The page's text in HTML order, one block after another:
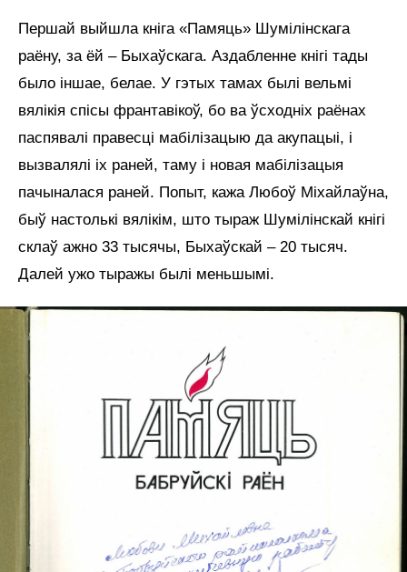
Першай выйшла кніга «Памяць» Шумілінскага
раёну, за ёй – Быхаўскага. Аздабленне кнігі тады
было іншае, белае. У гэтых тамах былі вельмі
вялікія спісы франтавікоў, бо ва ўсходніх раёнах
паспявалі правесці мабілізацыю да акупацыі, і
вызвалялі іх раней, таму і новая мабілізацыя
пачыналася раней. Попыт, кажа Любоў Міхайлаўна,
быў настолькі вялікім, што тыраж Шумілінскай кнігі
склаў ажно 33 тысячы, Быхаўскай – 20 тысяч.
Далей ужо тыражы былі меньшымі.